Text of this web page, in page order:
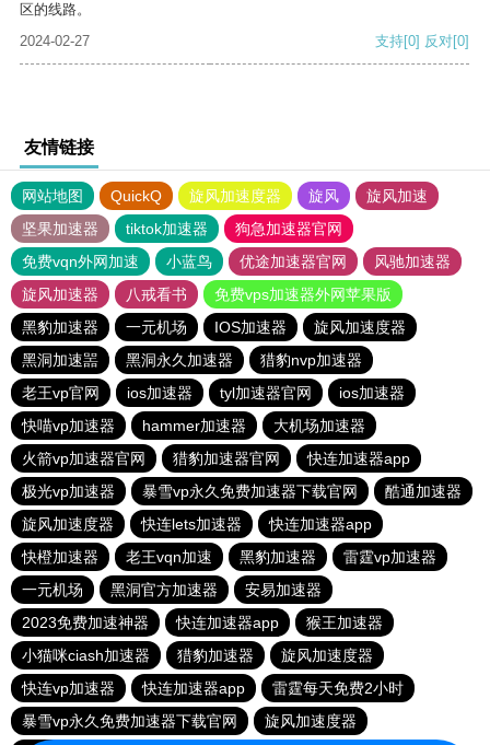
区的线路。
2024-02-27
支持[0] 反对[0]
友情链接
网站地图 QuickQ 旋风加速度器 旋风
旋风加速
坚果加速器
tiktok加速器
狗急加速器官网
免费vqn外网加速
小蓝鸟 优途加速器官网
风驰加速器
旋风加速器
八戒看书
免费vps加速器外网苹果版
黑豹加速器
一元机场 IOS加速器
旋风加速度器
黑洞加速噐
黑洞永久加速器
猎豹nvp加速器
老王vp官网
ios加速器 tyl加速器官网
ios加速器
快喵vp加速器
hammer加速器
大机场加速器
火箭vp加速器官网
猎豹加速器官网
快连加速器app
极光vp加速器
暴雪vp永久免费加速器下载官网
酷通加速器
旋风加速度器
快连lets加速器
快连加速器app
快橙加速器
老王vqn加速 黑豹加速器
雷霆vp加速器
一元机场
黑洞官方加速器
安易加速器
2023免费加速神器
快连加速器app
猴王加速器
小猫咪ciash加速器
猎豹加速器
旋风加速度器
快连vp加速器
快连加速器app
雷霆每天免费2小时
暴雪vp永久免费加速器下载官网
旋风加速度器